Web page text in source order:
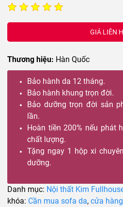
GIÁ LIÊN
Thương hiệu: Hàn Quốc
Bảo hành da 12 tháng.
Bảo hành khung trọn đời.
Bảo dưỡng trọn đời sản
lần.
Hoàn tiền 200% nếu phát
chất lượng.
Tặng ngay 1 hộp xi
dưỡng.
Danh mục: Nội thất Kim
khóa: Cần mua sofa da, cửa